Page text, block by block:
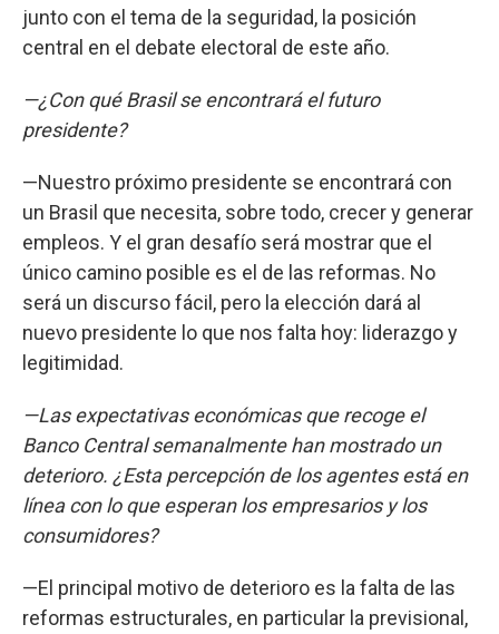
junto con el tema de la seguridad, la posición
central en el debate electoral de este año.
—¿Con qué Brasil se encontrará el futuro
presidente?
—Nuestro próximo presidente se encontrará con
un Brasil que necesita, sobre todo, crecer y generar
empleos. Y el gran desafío será mostrar que el
único camino posible es el de las reformas. No
será un discurso fácil, pero la elección dará al
nuevo presidente lo que nos falta hoy: liderazgo y
legitimidad.
—Las expectativas económicas que recoge el
Banco Central semanalmente han mostrado un
deterioro. ¿Esta percepción de los agentes está en
línea con lo que esperan los empresarios y los
consumidores?
—El principal motivo de deterioro es la falta de las
reformas estructurales, en particular la previsional,